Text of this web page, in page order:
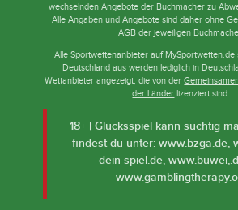
wechselnden Angebote der Buchmacher zu
Alle Angaben und Angebote sind daher ohne
AGB der jeweiligen
Alle Sportwettenanbieter auf MySportwetten.de
Deutschland aus werden lediglich in
Wettanbieter angezeigt, die von der
der Länder lizenziert sind.
18+ | Glücksspiel kann süchtig
findest du unter: www.bzga.de,
dein-spiel.de,